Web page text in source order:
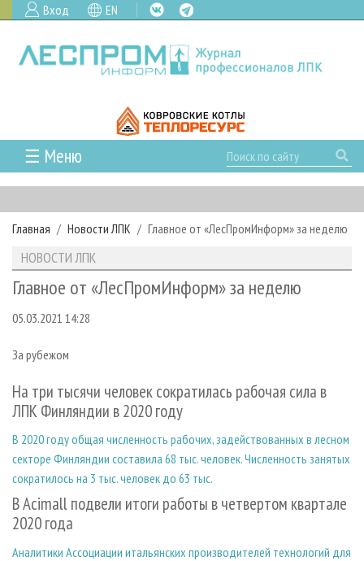
Вход EN
☰ Меню
ГЛАВНАЯ
РУБРИКИ И ТЕМЫ
РУБРИКИ ЖУРНАЛА
ЛЕСНОЕ ХОЗЯЙСТВО
ЛЕСОЗАГОТОВКА
ЛЕСОПИЛЕНИЕ
ДЕРЕВООБРАБОТКА
ПРОИЗВОДСТВО ДРЕВЕСНЫХ ПЛИТ
ПРОИЗВОДСТВО МЕБЕЛИ
БИОЭНЕРГЕТИКА
ЦБП
ИНСТРУМЕНТ И МАТЕРИАЛЫ
НОВОСТИ
КАЛЕНДАРЬ СОБЫТИЙ
НОВОСТИ ЛПК
НОВОСТИ ЖУРНАЛА
НОВОСТИ КОМПАНИЙ
ПРОЕКТЫ ЛПИ
АНАЛИТИКА
ПРЕДПРИЯТИЯ ЛПК
ЛЕСНЫЕ РЕГИОНЫ РОССИИ
МОБИЛЬНЫЕ ВЫСТАВКИ
ОФИЦИАЛЬНЫЕ ДЕЛЕГАЦИИ
ПРИОРИТЕТНЫЕ ИНВЕСТПРОЕКТЫ
RUSSIAN FORESTRY REVIEW
ГАЗЕТА ЛЕСПРОМФОРУМ
АРХИВ
АРХИВ ЖУРНАЛОВ
СТАТЬИ
О ЖУРНАЛЕ
ПОДПИСКА
РЕКЛАМОДАТЕЛЯМ
РЕКЛАМА НА САЙТЕ
Главная Новости ЛПК Главное от «ЛесПромИнформ» за неделю
НОВОСТИ ЛПК
Главное от «ЛесПромИнформ» за неделю
05.03.2021 14:28
За рубежом
На три тысячи человек сократилась рабочая сила в
ЛПК Финляндии в 2020 году
В 2020 году общая численность рабочих, задействованных в лесном
секторе Финляндии составила 68 тыс. человек. Численность занятых
сократилось на 3 тыс. человек до 63 тыс.
В Acimall подвели итоги работы в четвертом квартале
2020 года
Аналитики Ассоциации итальянских производителей технологий для